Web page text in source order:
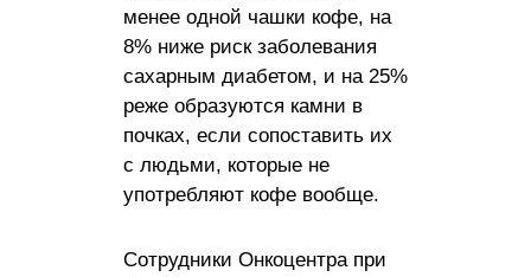
менее одной чашки кофе, на
8% ниже риск заболевания
сахарным диабетом, и на 25%
реже образуются камни в
почках, если сопоставить их
с людьми, которые не
употребляют кофе вообще.
Сотрудники Онкоцентра при